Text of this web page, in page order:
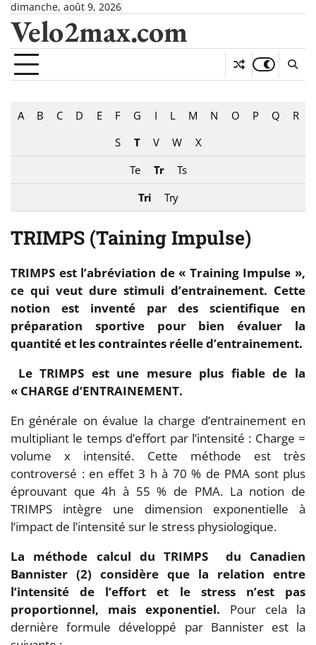
Skip
content
dimanche, août 9, 2026
Velo2max.com
A B C D E F G I L M N O P Q
R
S
T V W
X
Te
Tr
Ts
Tri
Try
TRIMPS (Taining Impulse)
TRIMPS est l’abréviation de « Training Impulse »,
ce qui veut dure stimuli d’entrainement. Cette
notion est inventé par des scientifique en
préparation sportive pour bien évaluer la
quantité et les contraintes réelle d’entrainement.
Le TRIMPS est une mesure plus fiable de la
« CHARGE d’ENTRAINEMENT.
En générale on évalue la charge d’entrainement en
multipliant le temps d’effort par l’intensité : Charge =
volume x intensité. Cette méthode est très
controversé : en effet 3 h à 70 % de PMA sont plus
éprouvant que 4h à 55 % de PMA. La notion de
TRIMPS intègre une dimension exponentielle à
l’impact de l’intensité sur le stress physiologique.
La méthode calcul du TRIMPS du Canadien
Bannister (2) considère que la relation entre
l’intensité de l’effort et le stress n’est pas
proportionnel, mais exponentiel. Pour cela la
dernière formule développé par Bannister est la